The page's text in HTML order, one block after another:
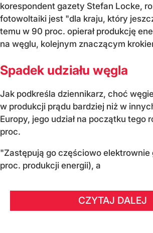
korespondent gazety Stefan Locke,
fotowoltaiki jest "dla kraju, który
temu w 90 proc. opierał produkcję
na węglu, kolejnym znaczącym
Spadek udziału węgla
Jak podkreśla dziennikarz, choć
w produkcji prądu bardziej niż w
Europy, jego udział na początku tego
proc.
"Zastępują go częściowo elektrownie
proc. produkcji energii), a
CZYTAJ DALEJ